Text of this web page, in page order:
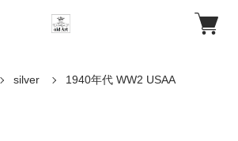
silver 1940年代 WW2 USAA